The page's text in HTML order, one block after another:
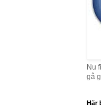
Nu
gå
Här